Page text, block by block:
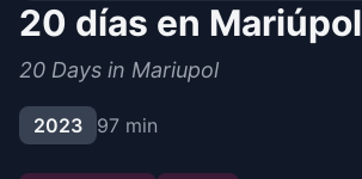
20 días en Mariúpol
20 Days in Mariupol
2023 97 min